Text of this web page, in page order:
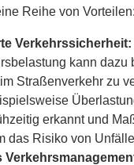
Reihe von Vorteilen:
Verkehrssicherheit:
kann dazu
Straßenverkehr zu
erkannt und
das Risiko von